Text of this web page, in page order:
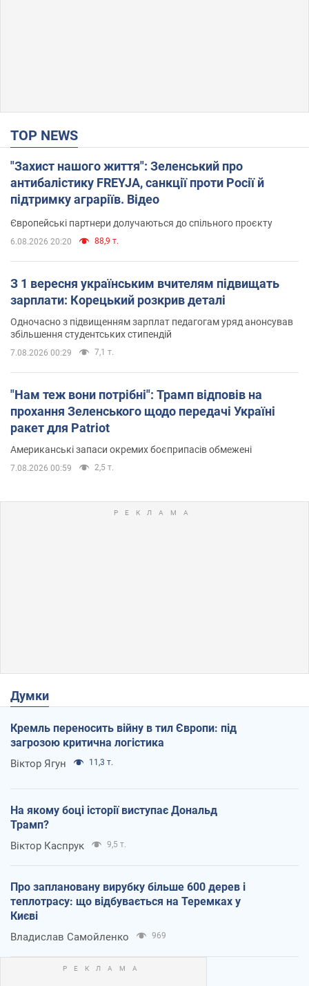
TOP NEWS
"Захист нашого життя": Зеленський про
антибалістику FREYJA, санкції проти Росії й
підтримку аграріїв. Відео
Європейські партнери долучаються до спільного проєкту
6.08.2026 20:20 88,9 т.
З 1 вересня українським вчителям підвищать
зарплати: Корецький розкрив деталі
Одночасно з підвищенням зарплат педагогам уряд анонсував
збільшення студентських стипендій
7.08.2026 00:29 7,1 т.
"Нам теж вони потрібні": Трамп відповів на
прохання Зеленського щодо передачі Україні
ракет для Patriot
Американські запаси окремих боєприпасів обмежені
7.08.2026 00:59 2,5 т.
Думки
Кремль переносить війну в тил Європи: під
загрозою критична логістика
Віктор Ягун 11,3 т.
На якому боці історії виступає Дональд
Трамп?
Віктор Каспрук 9,5 т.
Про заплановану вирубку більше 600 дерев і
теплотрасу: що відбувається на Теремках у
Києві
Владислав Самойленко 969